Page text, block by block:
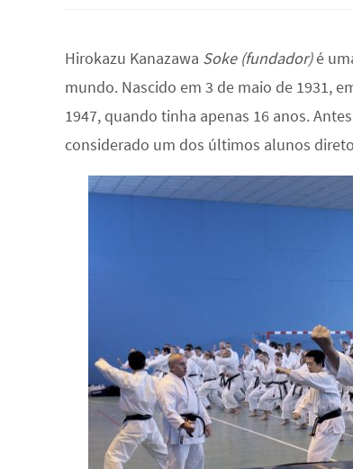
Hirokazu Kanazawa Soke (fundador)é
mundo. Nascido em 3 de maio de 1931,
1947, quando tinha apenas 16 anos.
considerado um dos últimos alunos